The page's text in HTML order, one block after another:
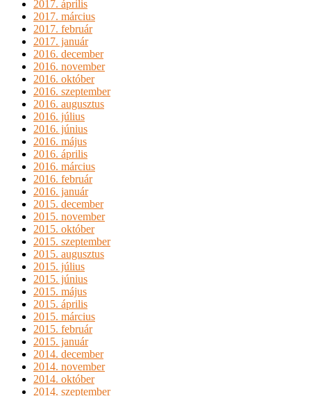
2017. április
2017. március
2017. február
2017. január
2016. december
2016. november
2016. október
2016. szeptember
2016. augusztus
2016. július
2016. június
2016. május
2016. április
2016. március
2016. február
2016. január
2015. december
2015. november
2015. október
2015. szeptember
2015. augusztus
2015. július
2015. június
2015. május
2015. április
2015. március
2015. február
2015. január
2014. december
2014. november
2014. október
2014. szeptember